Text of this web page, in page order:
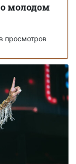
молодом
просмотров